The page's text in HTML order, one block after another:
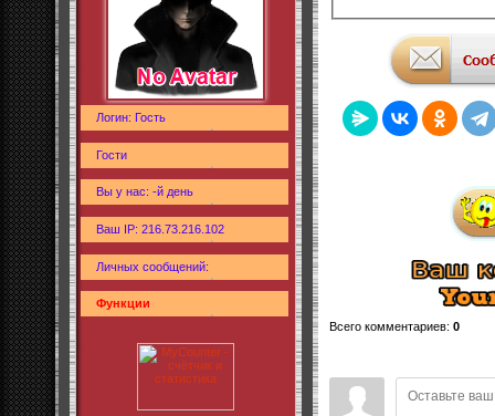
Логин: Гость
Гости
Вы у нас: -й день
Ваш IP: 216.73.216.102
Личных сообщений:
Функции
Всего комментариев: 0